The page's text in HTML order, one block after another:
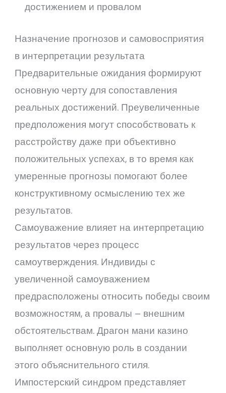
достижением и провалом
Назначение прогнозов и самовосприятия
в интерпретации результата
Предварительные ожидания формируют
основную черту для сопоставления
реальных достижений. Преувеличенные
предположения могут способствовать к
расстройству даже при объективно
положительных успехах, в то время как
умеренные прогнозы помогают более
конструктивному осмыслению тех же
результатов.
Самоуважение влияет на интерпретацию
результатов через процесс
самоутверждения. Индивиды с
увеличенной самоуважением
предрасположены относить победы своим
возможностям, а провалы – внешним
обстоятельствам. Драгон мани казино
выполняет основную роль в создании
этого объяснительного стиля.
Импостерский синдром представляет